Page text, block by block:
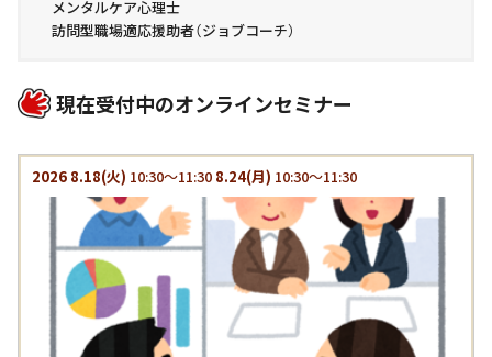
メンタルケア心理士
訪問型職場適応援助者（ジョブコーチ）
現在受付中のオンラインセミナー
2026 8.18(火) 10:30～11:30 8.24(月) 10:30～11:30